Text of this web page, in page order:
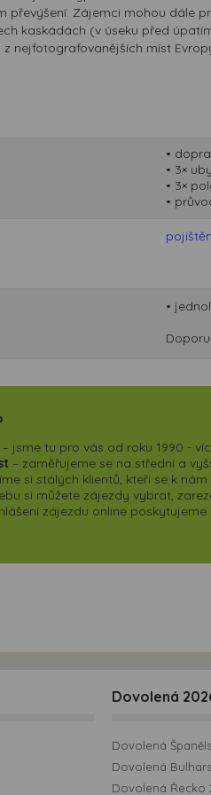
převýšení. Zájemci mohou dále
kaskádách (v úseku před
nejfotografovanějších míst
•
• 3×
• 3×
•
•
– jsme tu pro vás od roku 1990 -
– zaměřujeme se na střední a
si stálých klientů, kteří se k
si můžete zájezdy vybrat,
zájezdu online poskytujeme
Dovolená
Dovolená
Dovolená
Dovolená Řecko